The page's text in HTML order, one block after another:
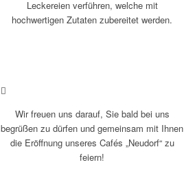
Leckereien verführen, welche mit
hochwertigen Zutaten zubereitet werden.
Wir freuen uns darauf, Sie bald bei uns
begrüßen zu dürfen und gemeinsam mit Ihnen
die Eröffnung unseres Cafés „Neudorf“ zu
feiern!